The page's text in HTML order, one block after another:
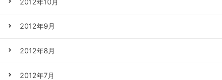
2012年9月
2012年8月
2012年7月